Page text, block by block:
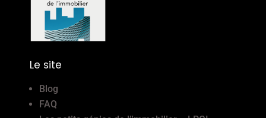
Le site
Blog
FAQ